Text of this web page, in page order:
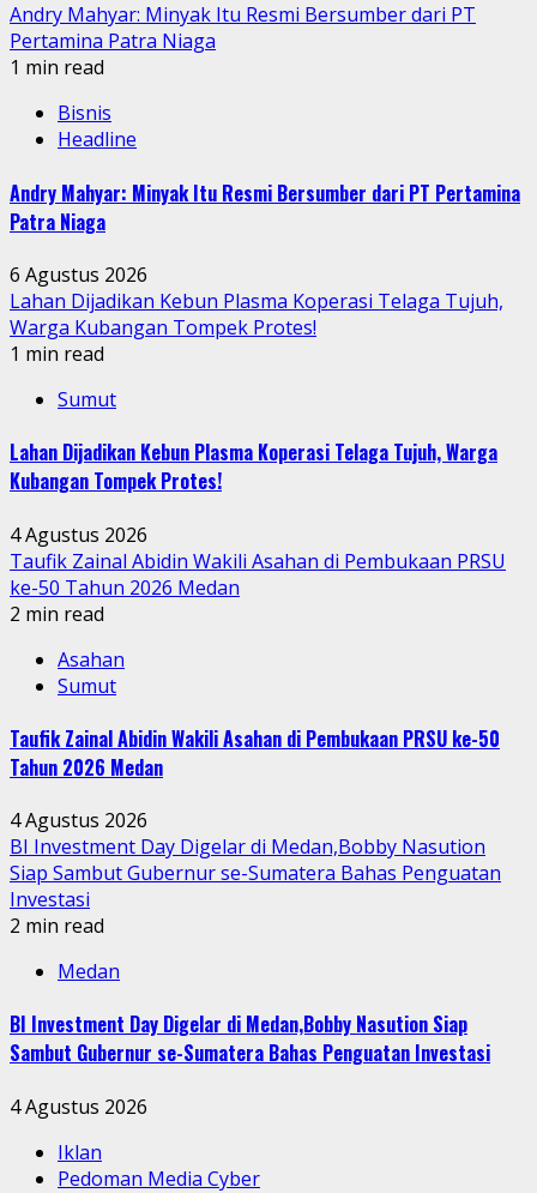
Andry Mahyar: Minyak Itu Resmi Bersumber dari PT
Pertamina Patra Niaga
1 min read
Bisnis
Headline
Andry Mahyar: Minyak Itu Resmi Bersumber dari PT Pertamina
Patra Niaga
6 Agustus 2026
Lahan Dijadikan Kebun Plasma Koperasi Telaga Tujuh,
Warga Kubangan Tompek Protes!
1 min read
Sumut
Lahan Dijadikan Kebun Plasma Koperasi Telaga Tujuh, Warga
Kubangan Tompek Protes!
4 Agustus 2026
Taufik Zainal Abidin Wakili Asahan di Pembukaan PRSU
ke-50 Tahun 2026 Medan
2 min read
Asahan
Sumut
Taufik Zainal Abidin Wakili Asahan di Pembukaan PRSU ke-50
Tahun 2026 Medan
4 Agustus 2026
BI Investment Day Digelar di Medan,Bobby Nasution
Siap Sambut Gubernur se-Sumatera Bahas Penguatan
Investasi
2 min read
Medan
BI Investment Day Digelar di Medan,Bobby Nasution Siap
Sambut Gubernur se-Sumatera Bahas Penguatan Investasi
4 Agustus 2026
Iklan
Pedoman Media Cyber